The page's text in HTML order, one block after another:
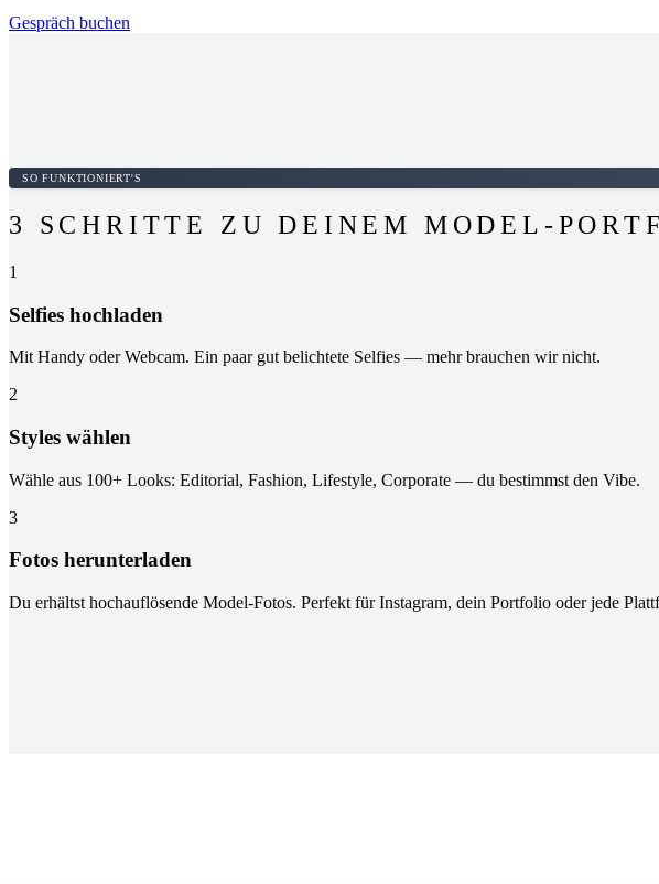
Gespräch buchen
SO FUNKTIONIERT'S
3 SCHRITTE ZU DEINEM MODEL-
1
Selfies hochladen
Mit Handy oder Webcam. Ein paar gut belichtete Selfies — mehr brauchen wir nicht.
2
Styles wählen
Wähle aus 100+ Looks: Editorial, Fashion, Lifestyle, Corporate — du bestimmst den Vibe.
3
Fotos herunterladen
Du erhältst hochauflösende Model-Fotos. Perfekt für Instagram, dein Portfolio oder jede